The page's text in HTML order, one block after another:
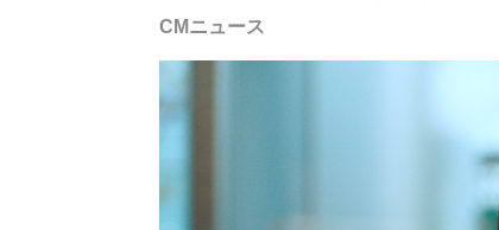
CMニュース